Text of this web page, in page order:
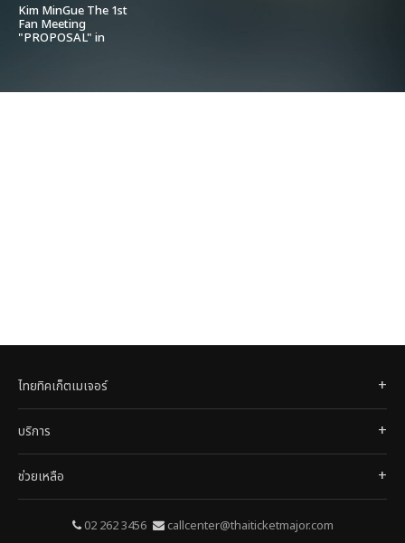
Kim MinGue The 1st
Fan Meeting
"PROPOSAL" in
ไทยทิคเก็ตเมเจอร์
บริการ
ช่วยเหลือ
02 262 3456 callcenter@thaiticketmajor.com